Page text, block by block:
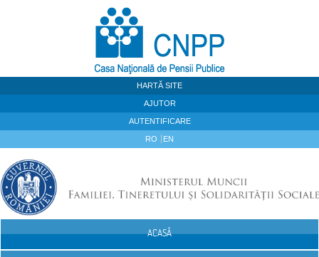
HARTĂ SITE
AJUTOR
AUTENTIFICARE
RO EN
ACASĂ